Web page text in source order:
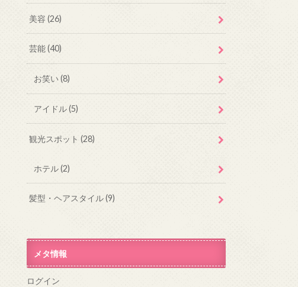
美容(26)
芸能(40)
お笑い (8)
アイドル(5)
観光スポット(28)
ホテル(2)
髪型・ヘアスタイル(9)
メタ情報
ログイン